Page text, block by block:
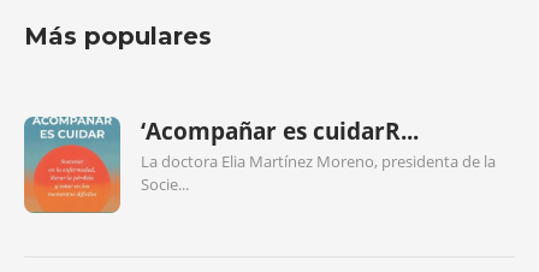
Más populares
‘Acompañar es cuidarR...
La doctora Elia Martínez Moreno, presidenta de la
Socie...